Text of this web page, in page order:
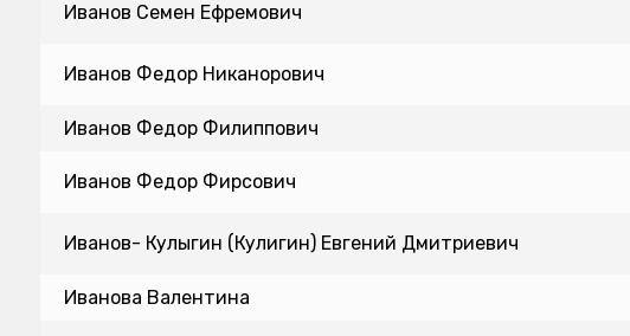
Иванов Семен Ефремович
Иванов Федор Никанорович
Иванов Федор Филиппович
Иванов Федор Фирсович
Иванов- Кулыгин (Кулигин) Евгений Дмитриевич
Иванова Валентина